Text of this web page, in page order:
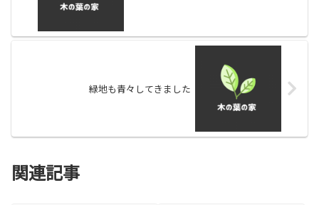
緑地も青々してきました
関連記事